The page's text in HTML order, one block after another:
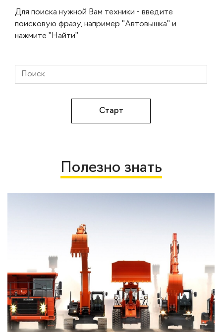
Для поиска нужной Вам техники - введите
поисковую фразу, например "Автовышка" и
нажмите "Найти"
Полезно знать